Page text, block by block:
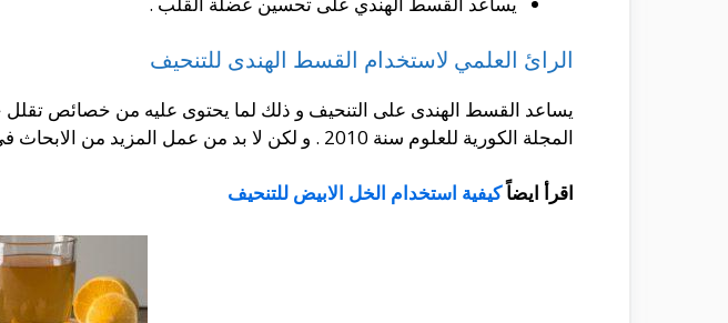
الرائ العلمي لاستخدام القسط الهندى للتنحيف
يساعد القسط الهندى على التنحيف و ذلك لما يحتوى عليه من خصائص
المجلة الكورية للعلوم سنة 2010 . و لكن لا بد من عمل المزيد من الابحاث في هذا الشأن للتاكد من فاعلية القسط الهندى للتخسيس.
اقرأ ايضاًكيفية استخدام الخل الابيض للتنحيف